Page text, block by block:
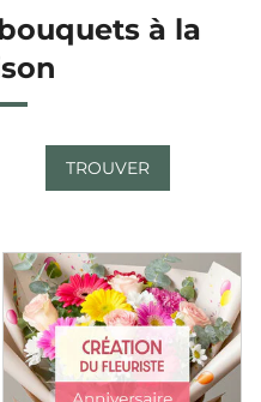
à la
TROUVER